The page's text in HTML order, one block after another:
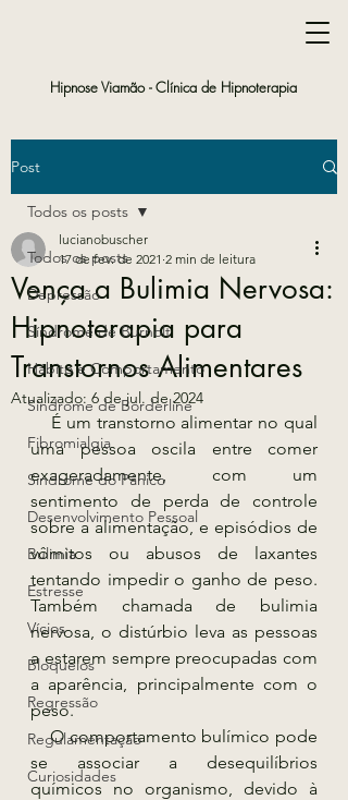
Hipnose Viamão -Clínica de Hipnoterapia
Post
Todos os posts
Depressão
Síndrome de Burnolt
Hábito e Comportamento
Síndrome de Borderline
Fibromialgia
Síndrome do Pânico
Desenvolvimento Pessoal
Bulimia
Estresse
Vícios
Bloqueios
Regressão
Regulamentação
Curiosidades
Todos os posts
Vença a Bulimia Nervosa:
Hipnoterapia para
Transtornos Alimentares
lucianobuscher
17 de fev. de 2021 2 min de leitura
Atualizado: 6 de jul. de 2024
uma pessoa oscila entre comer
exageradamente, com um
sentimento de perda de controle
sobre a alimentação, e episódios de
vômitos ou abusos de laxantes
tentando impedir o ganho de peso.
Também chamada de bulimia
nervosa, o distúrbio leva as pessoas
a estarem sempre preocupadas com
a aparência, principalmente com o
peso.
    O comportamento bulímico pode
se associar a desequilíbrios
químicos no organismo, devido à